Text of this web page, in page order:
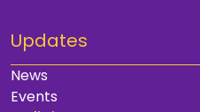
Updates
News
Events